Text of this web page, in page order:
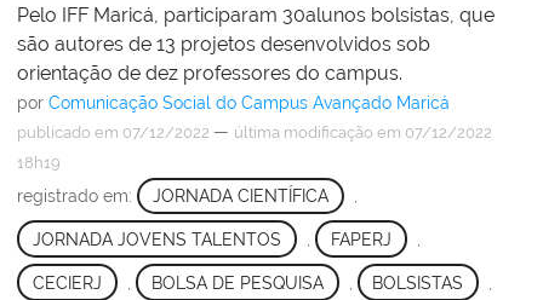
Pelo IFF Maricá, participaram 30alunos bolsistas, que
são autores de 13 projetos desenvolvidos sob
orientação de dez professores do campus.
por Comunicação Social do Campus Avançado Maricá
publicado em 07/12/2022 — última modificação em 07/12/2022
18h19
registrado em: JORNADA CIENTÍFICA
JORNADA JOVENS TALENTOS FAPERJ
CECIERJ BOLSA DE PESQUISA BOLSISTAS